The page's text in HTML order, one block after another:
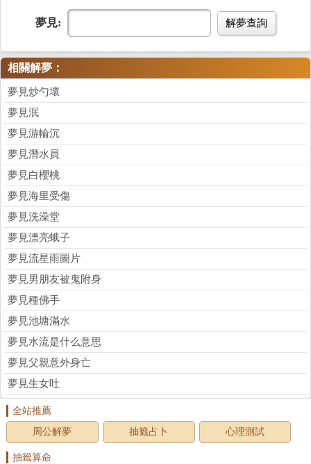
夢見: 解夢查詢
相關解夢：
夢見炒勺壞
夢見泯
夢見游輪沉
夢見潛水員
夢見白櫻桃
夢見海里受傷
夢見洗澡堂
夢見漂亮蛾子
夢見流星雨圖片
夢見男朋友被鬼附身
夢見種佛手
夢見池塘滿水
夢見水流是什么意思
夢見父親意外身亡
夢見生女吐
全站推薦
周公解夢
抽籤占卜 心理測試
抽籤算命